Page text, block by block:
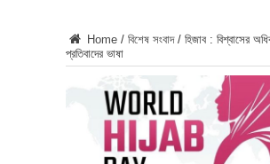
Home / বিশেষ সংবাদ / হিজাব : বিশ্বাসের
প্রতিবাদের ভাষা